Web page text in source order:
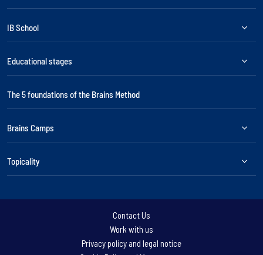
IB School
Educational stages
The 5 foundations of the Brains Method
Brains Camps
Topicality
Contact Us
Work with us
Privacy policy and legal notice